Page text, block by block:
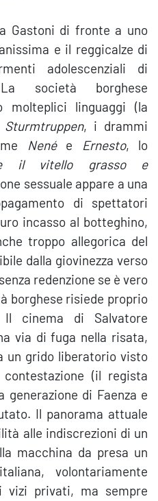
Gastoni di fronte a uno
e il reggicalze di
adolescenziali di
società borghese
molteplici linguaggi (la
Sturmtruppen, i drammi
Nenée Ernesto, lo
il vitello grasso e
sessuale appare a una
di spettatori
incasso al botteghino,
troppo allegorica del
dalla giovinezza verso
redenzione se è vero
borghese risiede proprio
cinema di Salvatore
via di fuga nella risata,
un grido liberatorio visto
(il regista
generazione di Faenza e
Il panorama attuale
alle indiscrezioni di un
macchina da presa un
volontariamente
privati, ma sempre